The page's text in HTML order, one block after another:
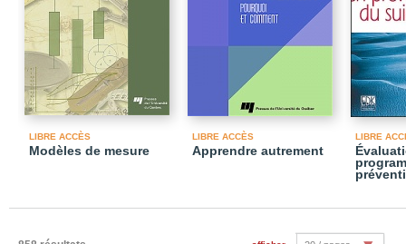
LIBRE ACCÈS
Modèles de mesure
LIBRE ACCÈS
Apprendre autrement
LIBRE